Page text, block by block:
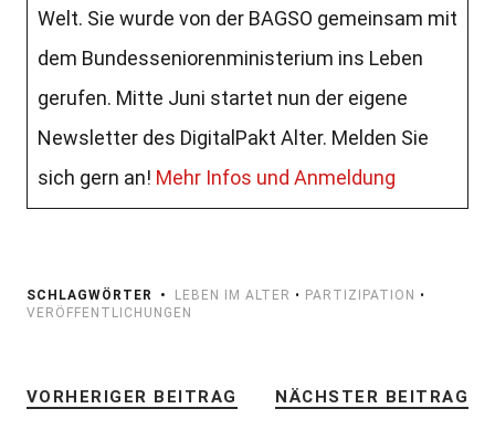
Welt. Sie wurde von der BAGSO gemeinsam mit
dem Bundesseniorenministerium ins Leben
gerufen. Mitte Juni startet nun der eigene
Newsletter des DigitalPakt Alter. Melden Sie
sich gern an! Mehr Infos und Anmeldung
SCHLAGWÖRTER LEBEN IM ALTER • PARTIZIPATION •
VERÖFFENTLICHUNGEN
VORHERIGER BEITRAG NÄCHSTER BEITRAG